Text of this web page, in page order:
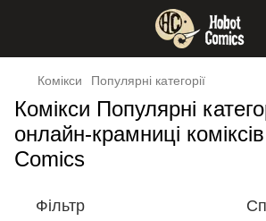
Комікси Популярні категорії
Комікси Популярні
онлайн-крамниці
Comics
Фільтр